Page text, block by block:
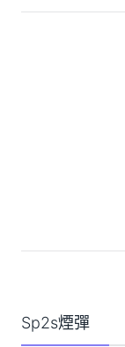
Sp2s煙彈